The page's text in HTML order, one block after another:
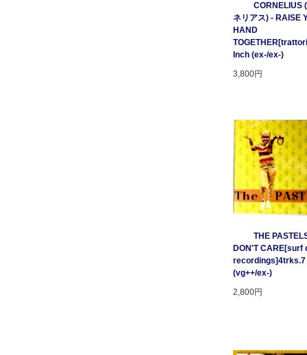
CORNELIUS
ネリアス) - RAISE
HAND
Inch (ex-/ex-)
3,800円
THE
DON'T CARE[surf
recordings]4trks.7
(vg++/ex-)
2,800円